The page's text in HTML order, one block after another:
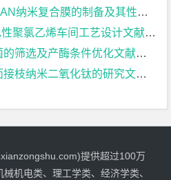
复合膜的制备及其性能研究文献综述
聚氯乙烯车间工艺设计文献综述
筛选及产酶条件优化文献综述
纳米二氧化钛的研究文献综述
提供超过100万
机电类、理工学类、经济学类、